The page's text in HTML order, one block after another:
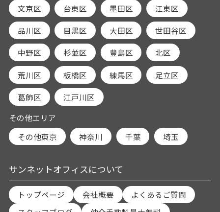
文京区
台東区 墨田区 江東区
品川区 目黒区 大田区 世田谷区
中野区 杉並区 豊島区 北区
荒川区 板橋区 練馬区 足立区
葛飾区
江戸川区
その他エリア
その他東京
神奈川 千葉 埼玉
サンネットオフィスについて
トップページ 会社概要
よくあるご質問